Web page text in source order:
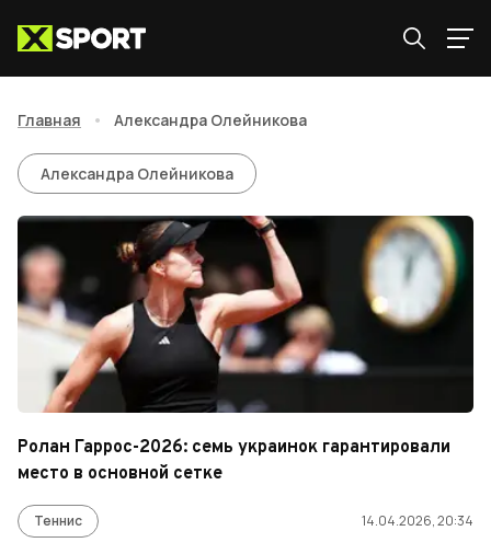
Главная • Александра Олейникова
Александра Олейникова
Александра Олейникова
Ролан Гаррос-2026: семь украинок гарантировали
место в основной сетке
Теннис 14.04.2026, 20:34